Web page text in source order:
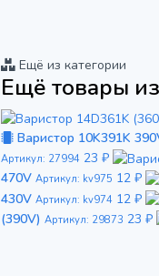
Ещё из категории
Ещё товары
Варистор 10K391K
Артикул: 27994 23 ₽
470V Артикул: kv975 12 ₽
430V Артикул: kv974 12 ₽
(390V) Артикул: 29873 23 ₽